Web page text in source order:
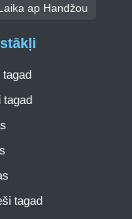
ap Handžou
tagad
tagad